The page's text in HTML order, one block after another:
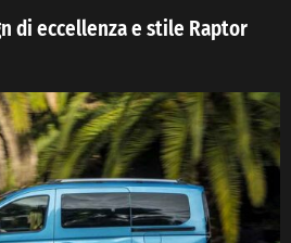
di eccellenza e stile Raptor